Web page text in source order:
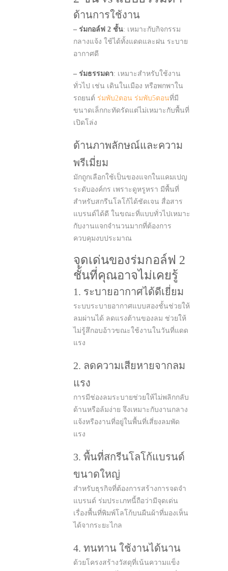
ด้านการใช้งาน
– ร่มกอล์ฟ 2 ชั้น: เหมาะกับกิจกรรม
กลางแจ้ง ใช้ได้ทั้งแดดและฝน ระบาย
อากาศดี
– ร่มธรรมดา: เหมาะสำหรับใช้งาน
ทั่วไป เช่น เดินในเมือง หรือพกพาใน
รถยนต์ ร่มพับ2ตอน ร่มพับ5ตอนที่มี
ขนาดเล็กกะทัดรัดแต่ไม่เหมาะกับพื้นที่
เปิดโล่ง
ด้านภาพลักษณ์และความ
พรีเมี่ยม
มักถูกเลือกใช้เป็นของแจกในแคมเปญ
ระดับองค์กร เพราะดูหรูหรา มีพื้นที่
สำหรับสกรีนโลโก้ได้ชัดเจน สื่อสาร
แบรนด์ได้ดี ในขณะที่แบบทั่วไปเหมาะ
กับงานแจกจำนวนมากที่ต้องการ
ควบคุมงบประมาณ
จุดเด่นของร่มกอล์ฟ 2
ชั้นที่คุณอาจไม่เคยรู้
1. ระบายอากาศได้ดีเยี่ยม
ระบบระบายอากาศแบบสองชั้นช่วยให้
ลมผ่านได้ ลดแรงต้านของลม ช่วยให้
ไม่รู้สึกอบอ้าวขณะใช้งานในวันที่แดด
แรง
2. ลดความเสียหายจากลม
แรง
การมีช่องลมระบายช่วยให้ไม่พลิกกลับ
ด้านหรือล้มง่าย จึงเหมาะกับงานกลาง
แจ้งหรืองานที่อยู่ในพื้นที่เสี่ยงลมพัด
แรง
3. พื้นที่สกรีนโลโก้แบรนด์
ขนาดใหญ่
สำหรับธุรกิจที่ต้องการสร้างการจดจำ
แบรนด์ ร่มประเภทนี้ถือว่ามีจุดเด่น
เรื่องพื้นที่พิมพ์โลโก้บนผืนผ้าที่มองเห็น
ได้จากระยะไกล
4. ทนทาน ใช้งานได้นาน
ด้วยโครงสร้างวัสดุที่เน้นความแข็ง